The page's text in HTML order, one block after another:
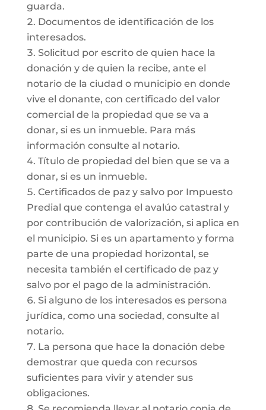
guarda.
Documentos de identificación de los
interesados.
Solicitud por escrito de quien hace la
donación y de quien la recibe, ante el
notario de la ciudad o municipio en donde
vive el donante, con certificado del valor
comercial de la propiedad que se va a
donar, si es un inmueble. Para más
información consulte al notario.
Título de propiedad del bien que se va a
donar, si es un inmueble.
Certificados de paz y salvo por Impuesto
Predial que contenga el avalúo catastral y
por contribución de valorización, si aplica en
el municipio. Si es un apartamento y forma
parte de una propiedad horizontal, se
necesita también el certificado de paz y
salvo por el pago de la administración.
Si alguno de los interesados es persona
jurídica, como una sociedad, consulte al
notario.
La persona que hace la donación debe
demostrar que queda con recursos
suficientes para vivir y atender sus
obligaciones.